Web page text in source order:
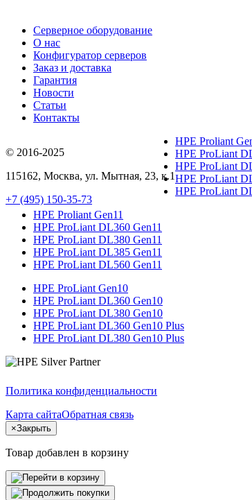
Серверное оборудование
О нас
Конфигуратор серверов
Заказ и доставка
Гарантия
Новости
Статьи
Контакты
© 2016-2025
115162, Москва, ул. Мытная, 23, к.1
+7 (495) 150-35-73
HPE Proliant
HPE ProLiant
HPE ProLiant
HPE ProLiant
HPE ProLiant
HPE Proliant Gen11
HPE ProLiant DL360 Gen11
HPE ProLiant DL380 Gen11
HPE ProLiant DL385 Gen11
HPE ProLiant DL560 Gen11
HPE ProLiant Gen10
HPE ProLiant DL360 Gen10
HPE ProLiant DL380 Gen10
HPE ProLiant DL360 Gen10 Plus
HPE ProLiant DL380 Gen10 Plus
Политика конфиденциальности
Карта сайтаОбратная связь
×Закрыть
Товар добавлен в корзину